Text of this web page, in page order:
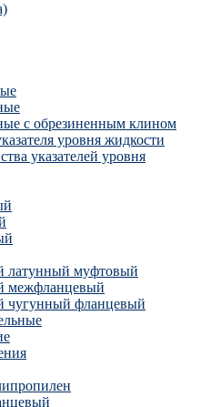
с обрезиненным клином
уровня жидкости
указателей уровня
латунный муфтовый
межфланцевый
чугунный фланцевый